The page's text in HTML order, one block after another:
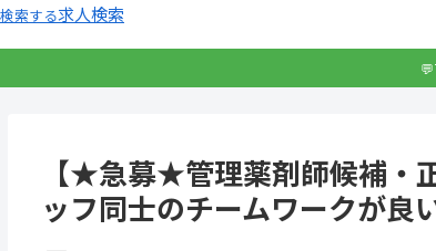
検索する求人検索
【★急募★管理薬剤師候補・
ッフ同士のチームワークが良